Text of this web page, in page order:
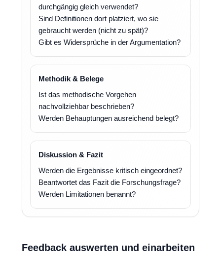
durchgängig gleich verwendet?
Sind Definitionen dort platziert, wo sie
gebraucht werden (nicht zu spät)?
Gibt es Widersprüche in der Argumentation?
Methodik & Belege
Ist das methodische Vorgehen
nachvollziehbar beschrieben?
Werden Behauptungen ausreichend belegt?
Diskussion & Fazit
Werden die Ergebnisse kritisch eingeordnet?
Beantwortet das Fazit die Forschungsfrage?
Werden Limitationen benannt?
Feedback auswerten und einarbeiten